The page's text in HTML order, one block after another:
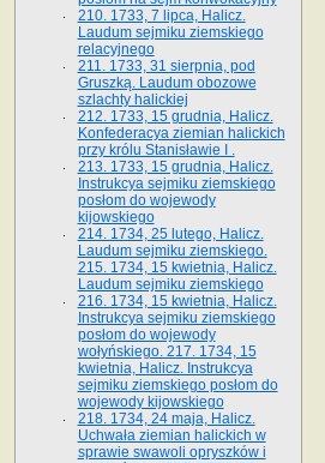
210. 1733, 7 lipca, Halicz.
Laudum sejmiku ziemskiego
relacyjnego
211. 1733, 31 sierpnia, pod
Gruszką. Laudum obozowe
szlachty halickiej
212. 1733, 15 grudnia, Halicz.
Konfederacya ziemian halickich
przy królu Stanisławie I .
213. 1733, 15 grudnia, Halicz.
Instrukcya sejmiku ziemskiego
posłom do wojewody
kijowskiego
214. 1734, 25 lutego, Halicz.
Laudum sejmiku ziemskiego.
215. 1734, 15 kwietnia, Halicz.
Laudum sejmiku ziemskiego
216. 1734, 15 kwietnia, Halicz.
Instrukcya sejmiku ziemskiego
posłom do wojewody
wołyńskiego. 217. 1734, 15
kwietnia, Halicz. Instrukcya
sejmiku ziemskiego posłom do
wojewody kijowskiego
218. 1734, 24 maja, Halicz.
Uchwała ziemian halickich w
sprawie swawoli opryszków i